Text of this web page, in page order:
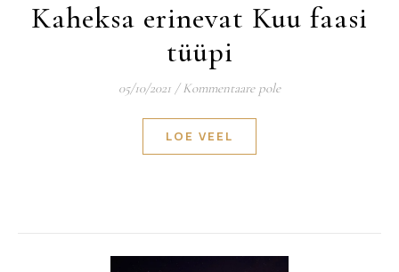
Kaheksa erinevat Kuu faasi
tüüpi
05/10/2021 / Kommentaare pole
LOE VEEL